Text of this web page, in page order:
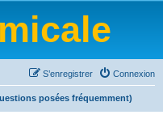
Connexion
S’enregistrer
posées fréquemment)